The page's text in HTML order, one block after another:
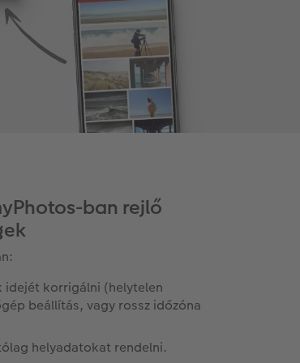
ban rejlő
idejét korrigálni (helytelen
beállítás, vagy rossz időzóna
helyadatokat rendelni.